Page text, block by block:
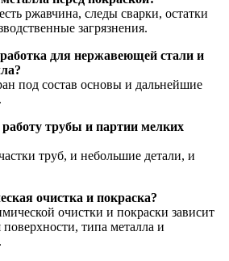
ржавчина, следы сварки, остатки
загрязнения.
для нержавеющей стали и
под состав основы и дальнейшие
трубы и партии мелких
труб, и небольшие детали, и
очистка и покраска?
очистки и покраски зависит
типа металла и